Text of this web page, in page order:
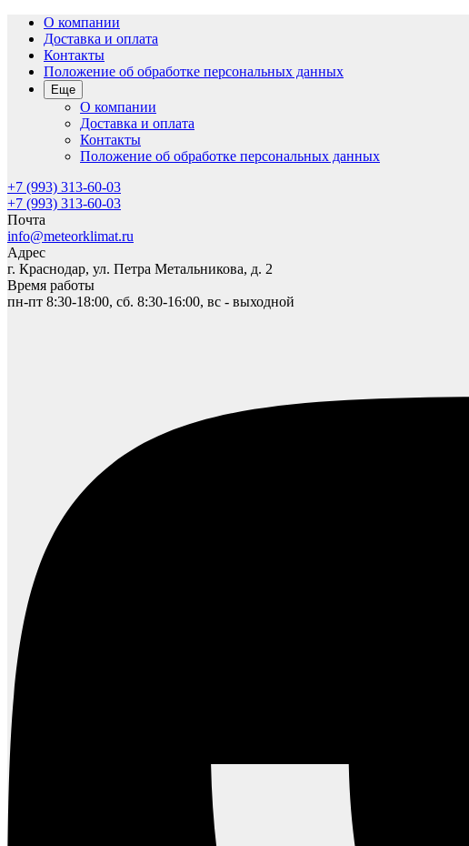
О компании
Доставка и оплата
Контакты
Положение об обработке персональных данных
Еще
О компании
Доставка и оплата
Контакты
Положение об обработке персональных данных
+7 (993) 313-60-03
+7 (993) 313-60-03
Почта
info@meteorklimat.ru
Адрес
г. Краснодар, ул. Петра Метальникова, д. 2
Время работы
пн-пт 8:30-18:00, сб. 8:30-16:00, вс - выходной